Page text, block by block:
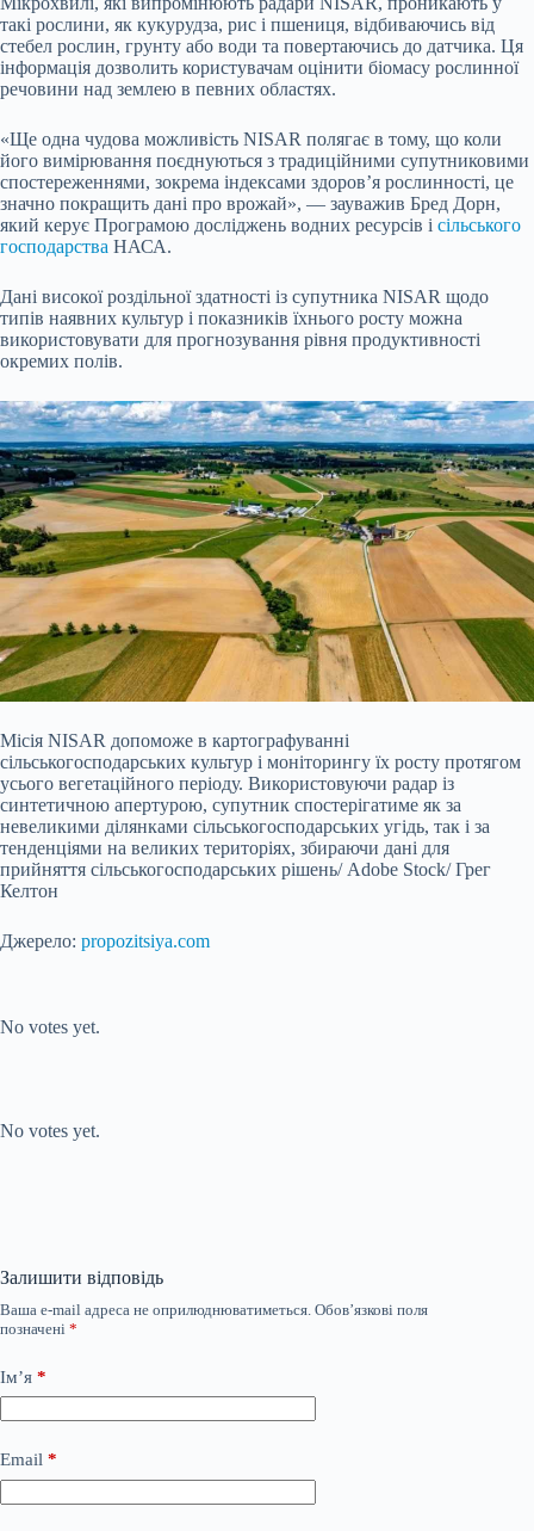
такі рослини, як кукурудза, рис і пшениця, відбиваючись від
стебел рослин, грунту або води та повертаючись до датчика. Ця
інформація дозволить користувачам оцінити біомасу рослинної
речовини над землею в певних областях.
«Ще одна чудова можливість NISAR полягає в тому, що коли
його вимірювання поєднуються з традиційними супутниковими
спостереженнями, зокрема індексами здоров’я рослинності, це
значно покращить дані про врожай», — зауважив Бред Дорн,
який керує Програмою досліджень водних ресурсів і сільського
господарства НАСА.
Дані високої роздільної здатності із супутника NISAR щодо
типів наявних культур і показників їхнього росту можна
використовувати для прогнозування рівня продуктивності
окремих полів.
Місія NISAR допоможе в картографуванні
сільськогосподарських культур і моніторингу їх росту протягом
усього вегетаційного періоду. Використовуючи радар із
синтетичною апертурою, супутник спостерігатиме як за
невеликими ділянками сільськогосподарських угідь, так і за
тенденціями на великих територіях, збираючи дані для
прийняття сільськогосподарських рішень/ Adobe Stock/ Грег
Келтон
Джерело: propozitsiya.com
No votes yet.
No votes yet.
Залишити відповідь
Ваша e-mail адреса не оприлюднюватиметься. Обов’язкові поля
позначені *
Ім’я *
Email *